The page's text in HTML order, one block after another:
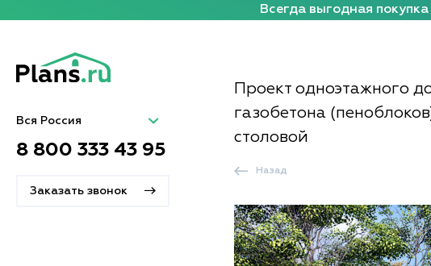
Всегда выгодная
Вся Россия
8 800 333 43 95
Заказать звонок
Проект одноэтажного
газобетона
столовой
Назад